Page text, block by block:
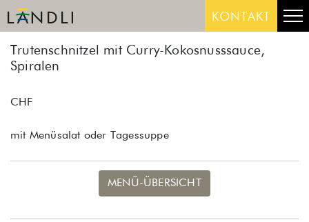
Skip
to
KONTAKT
Trutenschnitzel mit Curry-Kokosnusssauce,
Spiralen
CHF
mit Menüsalat oder Tagessuppe
MENÜ-ÜBERSICHT